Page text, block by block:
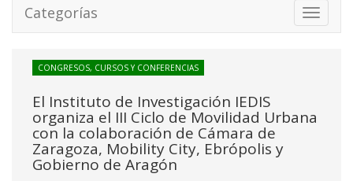
Toggle
Categorías
CONGRESOS, CURSOS Y CONFERENCIAS
El Instituto de Investigación IEDIS
organiza el III Ciclo de Movilidad Urbana
con la colaboración de Cámara de
Zaragoza, Mobility City, Ebrópolis y
Gobierno de Aragón